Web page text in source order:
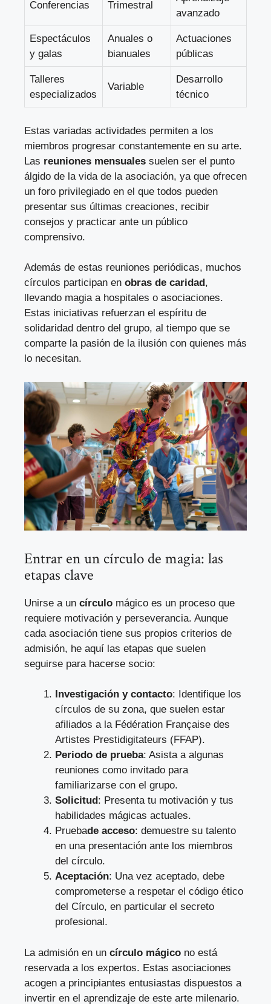
Conferencias Trimestral
avanzado
Espectáculos
y galas
Anuales o
bianuales
Actuaciones
públicas
Talleres
especializados
Variable
Desarrollo
técnico
Estas variadas actividades permiten a los
miembros progresar constantemente en su arte.
Las reuniones mensuales suelen ser el punto
álgido de la vida de la asociación, ya que ofrecen
un foro privilegiado en el que todos pueden
presentar sus últimas creaciones, recibir
consejos y practicar ante un público
comprensivo.
Además de estas reuniones periódicas, muchos
círculos participan en obras de caridad ,
llevando magia a hospitales o asociaciones.
Estas iniciativas refuerzan el espíritu de
solidaridad dentro del grupo, al tiempo que se
comparte la pasión de la ilusión con quienes más
lo necesitan.
Entrar en un círculo de magia: las
etapas clave
Unirse a un círculo mágico es un proceso que
requiere motivación y perseverancia. Aunque
cada asociación tiene sus propios criterios de
admisión, he aquí las etapas que suelen
seguirse para hacerse socio:
Investigación y contacto: Identifique los
círculos de su zona, que suelen estar
afiliados a la Fédération Française des
Artistes Prestidigitateurs (FFAP).
Periodo de prueba: Asista a algunas
reuniones como invitado para
familiarizarse con el grupo.
Solicitud: Presenta tu motivación y tus
habilidades mágicas actuales.
Pruebade acceso: demuestre su talento
en una presentación ante los miembros
del círculo.
Aceptación: Una vez aceptado, debe
comprometerse a respetar el código ético
del Círculo, en particular el secreto
profesional.
La admisión en un círculo mágico no está
reservada a los expertos. Estas asociaciones
acogen a principiantes entusiastas dispuestos a
invertir en el aprendizaje de este arte milenario.